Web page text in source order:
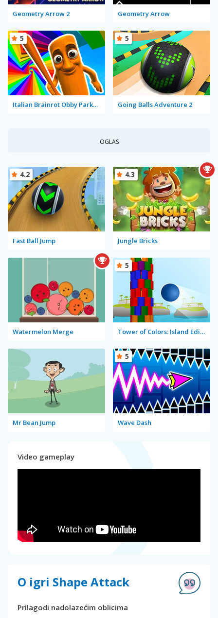
Geometry Arrow 2 Geometry Arrow
Italian Brainrot Obby Parkour
5
Going Balls Adventure 2
5
OGLAS
Fast Ball Jump
4.2
Jungle Bricks
4.3
Watermelon Merge Tower of Colors: Island Edition
5
Mr Bean Jump Wave Dash
5
Video gameplay
O igri Shape Attack
Prilagodi nadolazećim oblicima